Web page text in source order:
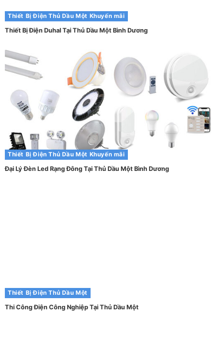
Thiết Bị Điện Thủ Dầu Một Khuyến mãi
Thiết Bị Điện Duhal Tại Thủ Dầu Một Bình Dương
Thiết Bị Điện Thủ Dầu Một Khuyến mãi
Đại Lý Đèn Led Rạng Đông Tại Thủ Dầu Một Bình Dương
Thiết Bị Điện Thủ Dầu Một
Thi Công Điện Công Nghiệp Tại Thủ Dầu Một